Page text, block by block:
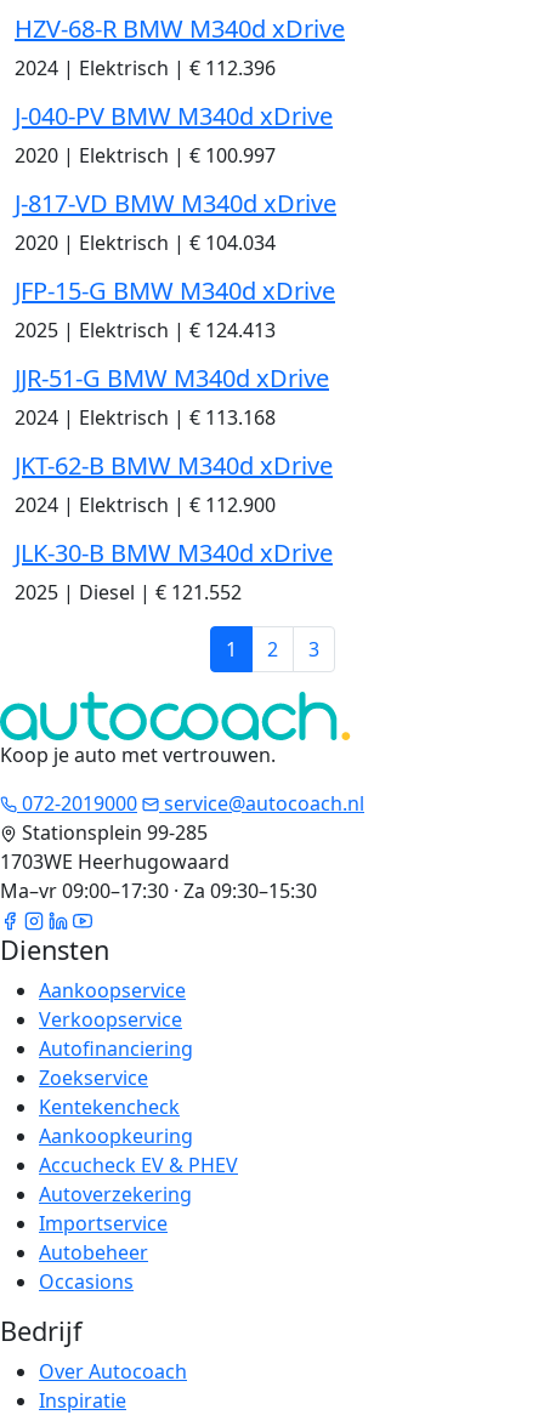
HZV-68-R BMW M340d xDrive
2024 | Elektrisch | € 112.396
J-040-PV BMW M340d xDrive
2020 | Elektrisch | € 100.997
J-817-VD BMW M340d xDrive
2020 | Elektrisch | € 104.034
JFP-15-G BMW M340d xDrive
2025 | Elektrisch | € 124.413
JJR-51-G BMW M340d xDrive
2024 | Elektrisch | € 113.168
JKT-62-B BMW M340d xDrive
2024 | Elektrisch | € 112.900
JLK-30-B BMW M340d xDrive
2025 | Diesel | € 121.552
1 2 3
Koop je auto met vertrouwen.
072-2019000
service@autocoach.nl
Stationsplein 99-285
1703WE Heerhugowaard
Ma–vr 09:00–17:30 · Za 09:30–15:30
Diensten
Aankoopservice
Verkoopservice
Autofinanciering
Zoekservice
Kentekencheck
Aankoopkeuring
Accucheck EV & PHEV
Autoverzekering
Importservice
Autobeheer
Occasions
Bedrijf
Over Autocoach
Inspiratie